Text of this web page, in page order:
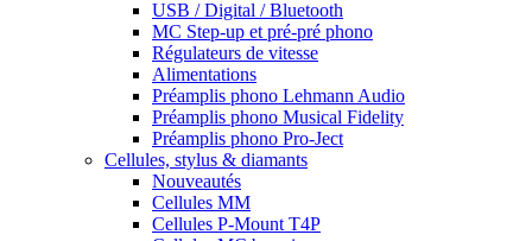
USB / Digital / Bluetooth
MC Step-up et pré-pré phono
Régulateurs de vitesse
Alimentations
Préamplis phono Lehmann Audio
Préamplis phono Musical Fidelity
Préamplis phono Pro-Ject
Cellules, stylus & diamants
Nouveautés
Cellules MM
Cellules P-Mount T4P